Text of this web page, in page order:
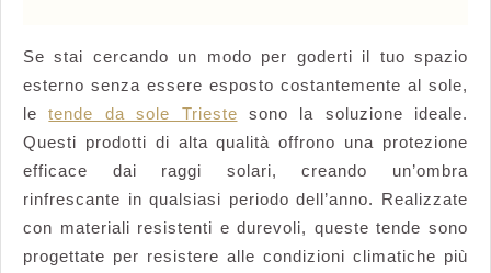
Se stai cercando un modo per goderti il tuo spazio
esterno senza essere esposto costantemente al sole,
letende da sole Trieste sono la soluzione ideale.
Questi prodotti di alta qualità offrono una protezione
efficace dai raggi solari, creando un’ombra
rinfrescante in qualsiasi periodo dell’anno. Realizzate
con materiali resistenti e durevoli, queste tende sono
progettate per resistere alle condizioni climatiche più